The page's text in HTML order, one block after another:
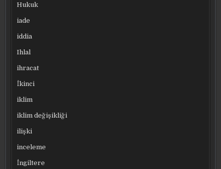
Hukuk
iade
iddia
Ihlal
ihracat
İkinci
iklim
iklim değişikliği
ilişki
inceleme
İngiltere